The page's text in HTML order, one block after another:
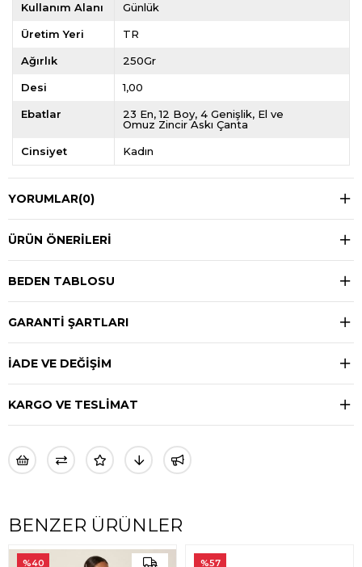
Kullanım Alanı Günlük
Üretim Yeri TR
Ağırlık 250Gr
Desi 1,00
Ebatlar
23 En, 12 Boy, 4 Genişlik, El ve
Omuz Zincir Askı Çanta
Cinsiyet Kadın
YORUMLAR(0)
ÜRÜN ÖNERILERI
BEDEN TABLOSU
GARANTİ ŞARTLARI
İADE VE DEĞİŞİM
KARGO VE TESLİMAT
BENZER ÜRÜNLER
%40 %57